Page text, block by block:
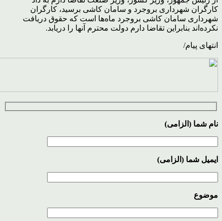
کارگران شهرداری بروجرد و سامان کاشی برسید، کارگران
شهرداری سامان کاشی بروجرد ماه‌ها است که حقوق دریافت
نکرده‌اند بنابراین تقاضا دارم دولت محترم آنها را دریابد.
انتهای پیام/
نام شما (الزامی)
ایمیل شما (الزامی)
موضوع